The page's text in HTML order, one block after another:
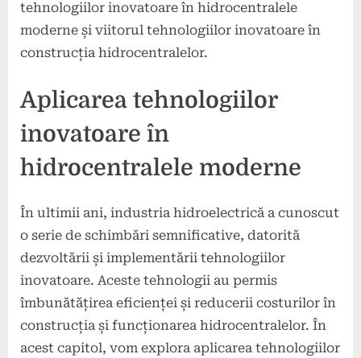
tehnologiilor inovatoare în hidrocentralele
moderne și viitorul tehnologiilor inovatoare în
construcția hidrocentralelor.
Aplicarea tehnologiilor
inovatoare în
hidrocentralele moderne
În ultimii ani, industria hidroelectrică a cunoscut
o serie de schimbări semnificative, datorită
dezvoltării și implementării tehnologiilor
inovatoare. Aceste tehnologii au permis
îmbunătățirea eficienței și reducerii costurilor în
construcția și funcționarea hidrocentralelor. În
acest capitol, vom explora aplicarea tehnologiilor